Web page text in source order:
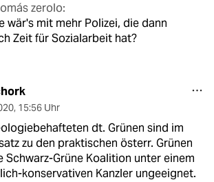
zerolo:
wär's mit mehr Polizei, die dann
Zeit für Sozialarbeit hat?
, 15:56 Uhr
dt. Grünen sind im
zu den praktischen österr. Grünen
Schwarz-Grüne Koalition unter einem
konservativen Kanzler ungeeignet.